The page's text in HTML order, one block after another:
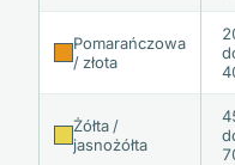
Pomarańczowa
/ złota
Żółta /
jasnożółta